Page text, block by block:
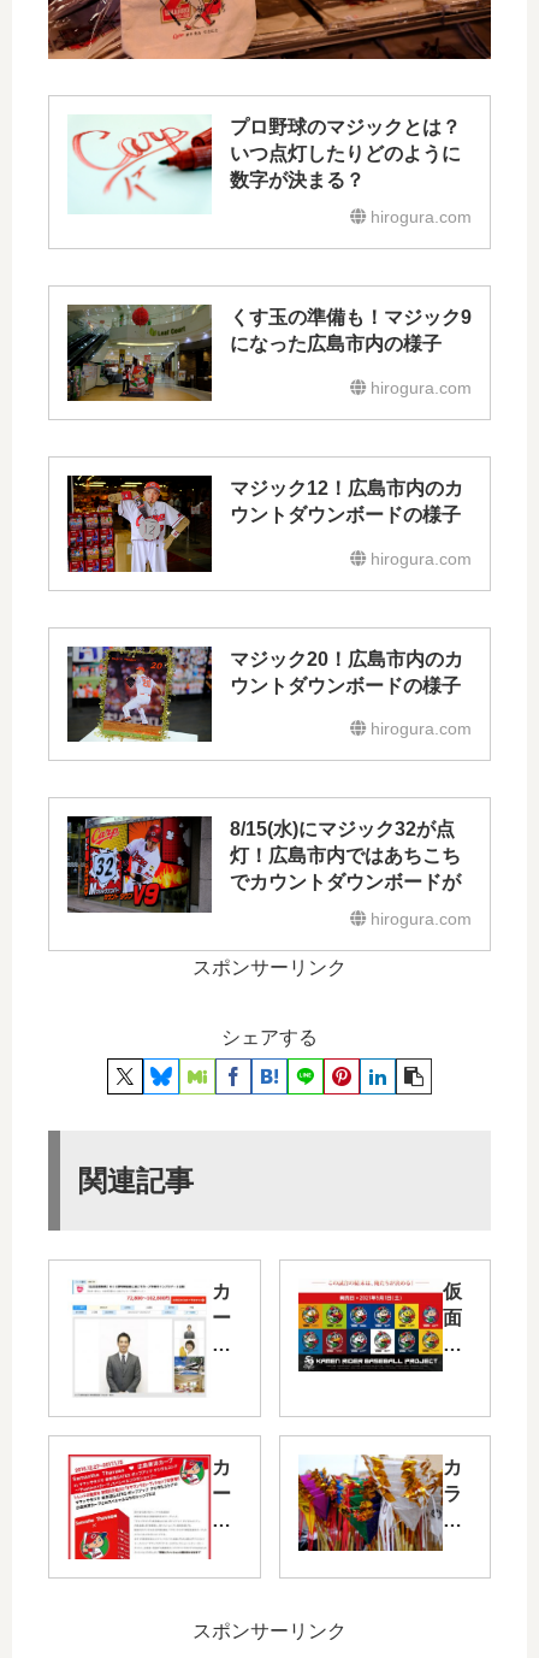
プロ野球のマジックとは？
いつ点灯したりどのように
数字が決まる？
hirogura.com
くす玉の準備も！マジック9
になった広島市内の様子
hirogura.com
マジック12！広島市内のカ
ウントダウンボードの様子
hirogura.com
マジック20！広島市内のカ
ウントダウンボードの様子
hirogura.com
8/15(水)にマジック32が点
灯！広島市内ではあちこち
でカウントダウンボードが
hirogura.com
スポンサーリンク
シェアする
関連記事
カ
ー
プ
RC
野
解
者
天
仮
面
ラ
イ
ー
シ
リ
ー
ズ
と
プ
カ
ー
プ
am
ha
カ
ラ
フ
ル
な
スポンサーリンク